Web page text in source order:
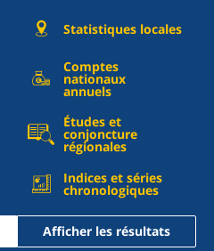
Statistiques locales
Comptes
nationaux
annuels
Études et
conjoncture
régionales
Indices et séries
chronologiques
Afficher les résultats